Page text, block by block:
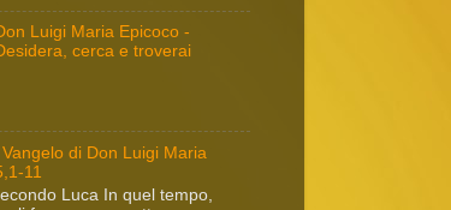
Luigi Maria Epicoco -
cerca e troverai
di Don Luigi Maria
11
Luca In quel tempo,